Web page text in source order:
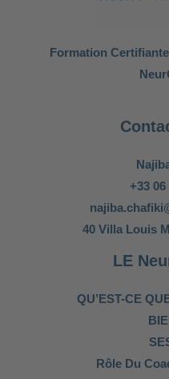
Formation
+33 06
40 Villa Louis
LE
QU’EST-CE
Rôle Du